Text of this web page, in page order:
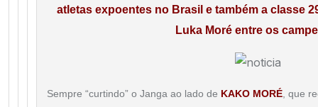
atletas expoentes no Brasil e também a classe
Luka Moré entre os
Sempre “curtindo” o Janga ao lado de KAKO MORÉ, que